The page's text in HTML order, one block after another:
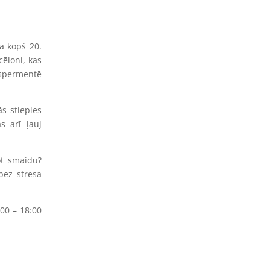
kopš 20.
kas
stieples
arī ļauj
smaidu?
stresa
– 18:00